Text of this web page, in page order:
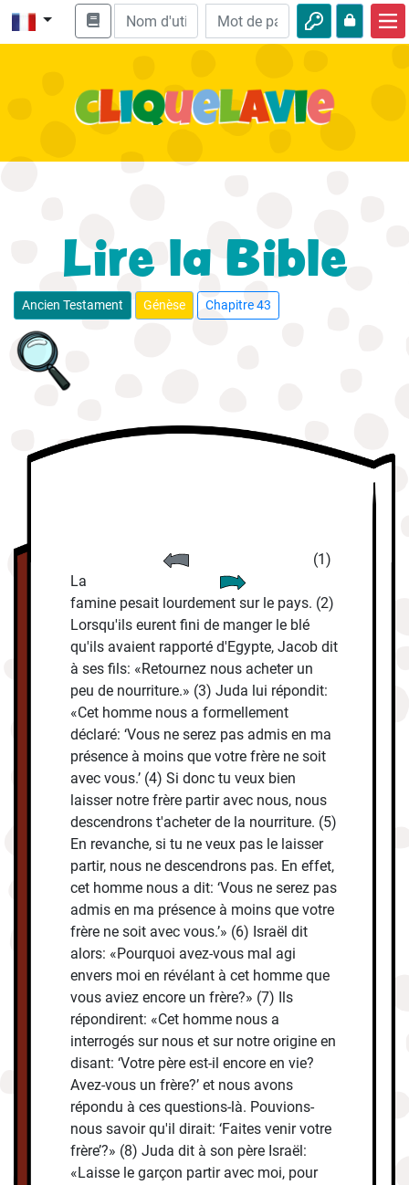
Enseignement biblique
Aventures
Loisirs
Lire la Bible
Ancien Testament Génèse Chapitre 43
(1)
La
famine pesait lourdement sur le pays. (2)
Lorsqu'ils eurent fini de manger le blé
qu'ils avaient rapporté d'Egypte, Jacob dit
à ses fils: «Retournez nous acheter un
peu de nourriture.» (3) Juda lui répondit:
«Cet homme nous a formellement
déclaré: ‘Vous ne serez pas admis en ma
présence à moins que votre frère ne soit
avec vous.’ (4) Si donc tu veux bien
laisser notre frère partir avec nous, nous
descendrons t'acheter de la nourriture. (5)
En revanche, si tu ne veux pas le laisser
partir, nous ne descendrons pas. En effet,
cet homme nous a dit: ‘Vous ne serez pas
admis en ma présence à moins que votre
frère ne soit avec vous.’» (6) Israël dit
alors: «Pourquoi avez-vous mal agi
envers moi en révélant à cet homme que
vous aviez encore un frère?» (7) Ils
répondirent: «Cet homme nous a
interrogés sur nous et sur notre origine en
disant: ‘Votre père est-il encore en vie?
Avez-vous un frère?’ et nous avons
répondu à ces questions-là. Pouvions-
nous savoir qu'il dirait: ‘Faites venir votre
frère’?» (8) Juda dit à son père Israël:
«Laisse le garçon partir avec moi, pour